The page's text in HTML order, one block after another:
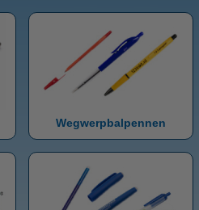
Wegwerpbalpennen